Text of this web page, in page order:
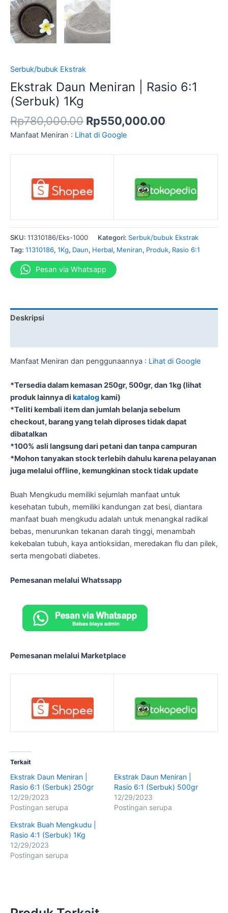
Serbuk/bubuk Ekstrak
Ekstrak Daun Meniran | Rasio 6:1
(Serbuk) 1Kg
Rp780,000.00 Rp550,000.00
Manfaat Meniran : Lihat di Google
SKU: 11310186/Eks-1000 Kategori: Serbuk/bubuk Ekstrak
Tag: 11310186, 1Kg, Daun, Herbal, Meniran, Produk, Rasio 6:1
Pesan via Whatsapp
Deskripsi
Manfaat Meniran dan penggunaannya : Lihat di Google
*Tersedia dalam kemasan 250gr, 500gr, dan 1kg (lihat
produk lainnya di katalogkami)
*Teliti kembali item dan jumlah belanja sebelum
checkout, barang yang telah diproses tidak dapat
dibatalkan
*100% asli langsung dari petani dan tanpa campuran
*Mohon tanyakan stock terlebih dahulu karena pelayanan
juga melalui offline, kemungkinan stock tidak update
Buah Mengkudu memiliki sejumlah manfaat untuk
kesehatan tubuh, memiliki kandungan zat besi, diantara
manfaat buah mengkudu adalah untuk menangkal radikal
bebas, menurunkan tekanan darah tinggi, menambah
kekebalan tubuh, kaya antioksidan, meredakan flu dan pilek,
serta mengobati diabetes.
Pemesanan melalui Whatssapp
Pemesanan melalui Marketplace
Terkait
Ekstrak Daun Meniran |
Rasio 6:1 (Serbuk) 250gr
12/29/2023
Postingan serupa
Ekstrak Daun Meniran |
Rasio 6:1 (Serbuk) 500gr
12/29/2023
Postingan serupa
Ekstrak Buah Mengkudu |
Rasio 4:1 (Serbuk) 1Kg
12/29/2023
Postingan serupa